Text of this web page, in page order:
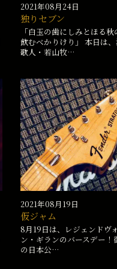
2021年08月24日
独りセブン
「白玉の歯にしみとほる
飲むべかりけり」 本日は
歌人・若山牧…
2021年08月19日
仮ジャム
8月19日は、レジェンドヴ
ン・ギランのバースデー
の日本公…